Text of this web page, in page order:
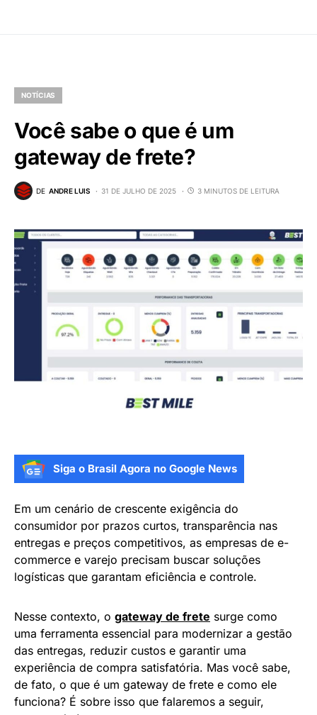
NOTÍCIAS
Você sabe o que é um
gateway de frete?
DE ANDRE LUIS 31 DE JULHO DE 2025 3 MINUTOS DE LEITURA
Siga o Brasil Agora no Google News
Em um cenário de crescente exigência do
consumidor por prazos curtos, transparência nas
entregas e preços competitivos, as empresas de e-
commerce e varejo precisam buscar soluções
logísticas que garantam eficiência e controle.
Nesse contexto, o gateway de frete surge como
uma ferramenta essencial para modernizar a gestão
das entregas, reduzir custos e garantir uma
experiência de compra satisfatória. Mas você sabe,
de fato, o que é um gateway de frete e como ele
funciona? É sobre isso que falaremos a seguir,